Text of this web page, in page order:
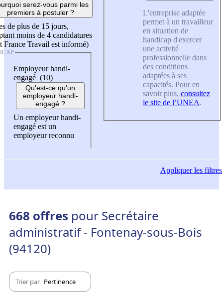
serez-vous parmi les
premiers à postuler ?
de plus de 15 jours,
moins de 4 candidatures
France Travail est informé)
Employeur handi-
engagé (10)
Qu'est-ce qu'un
employeur handi-
engagé ?
Un employeur handi-
engagé est un
employeur reconnu
L'entreprise adaptée
permet à un travailleur
en situation de
handicap d'exercer
une activité
professionnelle dans
des conditions
adaptées à ses
capacités. Pour en
savoir plus, consultez
le site de l’UNEA.
Appliquerles filtres
668 offres pour Secrétaire
administratif - Fontenay-sous-Bois
(94120)
Trier par Pertinence